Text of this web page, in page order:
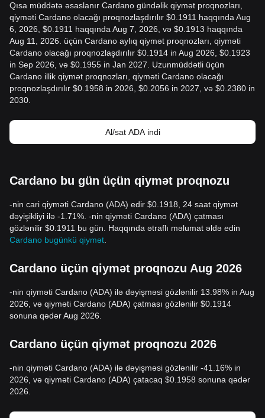
Qısa müddətə əsaslanır Cardano gündəlik qiymət proqnozları,
qiyməti Cardano olacağı proqnozlaşdırılır $0.1911 haqqında Aug
6, 2026, $0.1911 haqqında Aug 7, 2026, və $0.1913 haqqında
Aug 11, 2026. üçün Cardano aylıq qiymət proqnozları, qiyməti
Cardano olacağı proqnozlaşdırılır $0.1914 in Aug 2026, $0.1923
in Sep 2026, və $0.1955 in Jan 2027. Uzunmüddətli üçün
Cardano illik qiymət proqnozları, qiyməti Cardano olacağı
proqnozlaşdırılır $0.1958 in 2026, $0.2056 in 2027, və $0.2380 in
2030.
Al/sat ADA indi
Cardano bu gün üçün qiymət proqnozu
-nin cari qiyməti Cardano (ADA) edir $0.1918, 24 saat qiymət
dəyişikliyi ilə -1.71%. -nin qiyməti Cardano (ADA) çatması
gözlənilir $0.1911 bu gün. Haqqında ətraflı məlumat əldə edin
Cardano bugünkü qiymət
Cardano üçün qiymət proqnozu Aug 2026
-nin qiyməti Cardano (ADA) ilə dəyişməsi gözlənilir 13.98% in Aug
2026, və qiyməti Cardano (ADA) çatması gözlənilir $0.1914
sonuna qədər Aug 2026.
Cardano üçün qiymət proqnozu 2026
-nin qiyməti Cardano (ADA) ilə dəyişməsi gözlənilir -41.16% in
2026, və qiyməti Cardano (ADA) çatacaq $0.1958 sonuna qədər
2026.